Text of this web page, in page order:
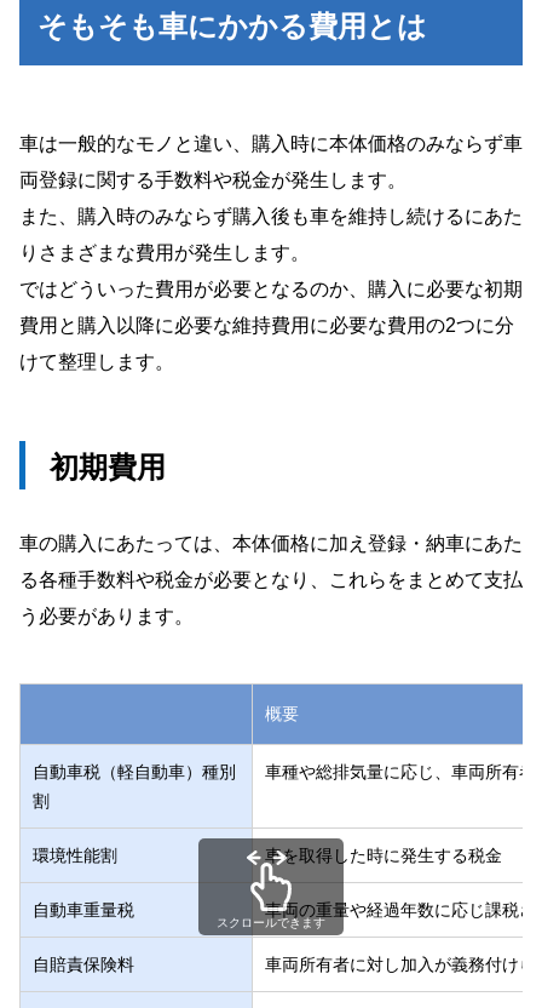
そもそも車にかかる費用とは
車は一般的なモノと違い、購入時に本体価格のみならず車
両登録に関する手数料や税金が発生します。
また、購入時のみならず購入後も車を維持し続けるにあた
りさまざまな費用が発生します。
ではどういった費用が必要となるのか、購入に必要な初期
費用と購入以降に必要な維持費用に必要な費用の2つに分
けて整理します。
初期費用
車の購入にあたっては、本体価格に加え登録・納車にあた
る各種手数料や税金が必要となり、これらをまとめて支払
う必要があります。
概要
自動車税（軽自動車）種別
割
車種や総排気量に応じ、車両所有者
環境性能割 車を取得した時に発生する税金
自動車重量税 車両の重量や経過年数に応じ課税さ
自賠責保険料 車両所有者に対し加入が義務付け
スクロールできます